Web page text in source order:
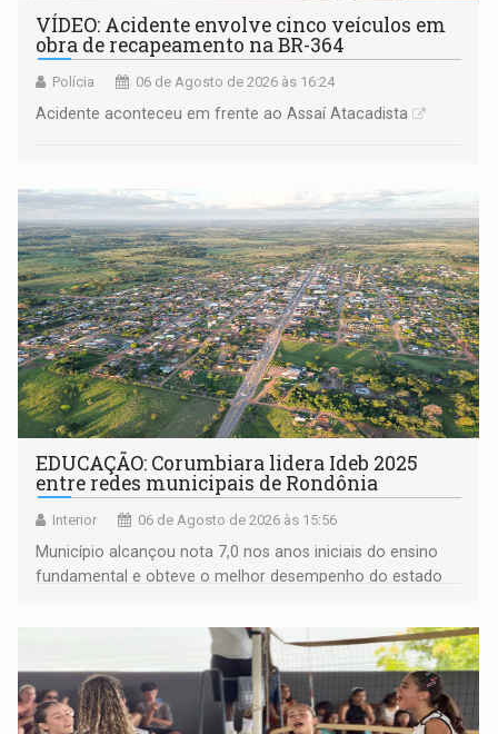
VÍDEO: Acidente envolve cinco veículos em
obra de recapeamento na BR-364
Polícia 06 de Agosto de 2026 às 16:24
Acidente aconteceu em frente ao Assaí Atacadista
EDUCAÇÃO: Corumbiara lidera Ideb 2025
entre redes municipais de Rondônia
Interior 06 de Agosto de 2026 às 15:56
Município alcançou nota 7,0 nos anos iniciais do ensino
fundamental e obteve o melhor desempenho do estado